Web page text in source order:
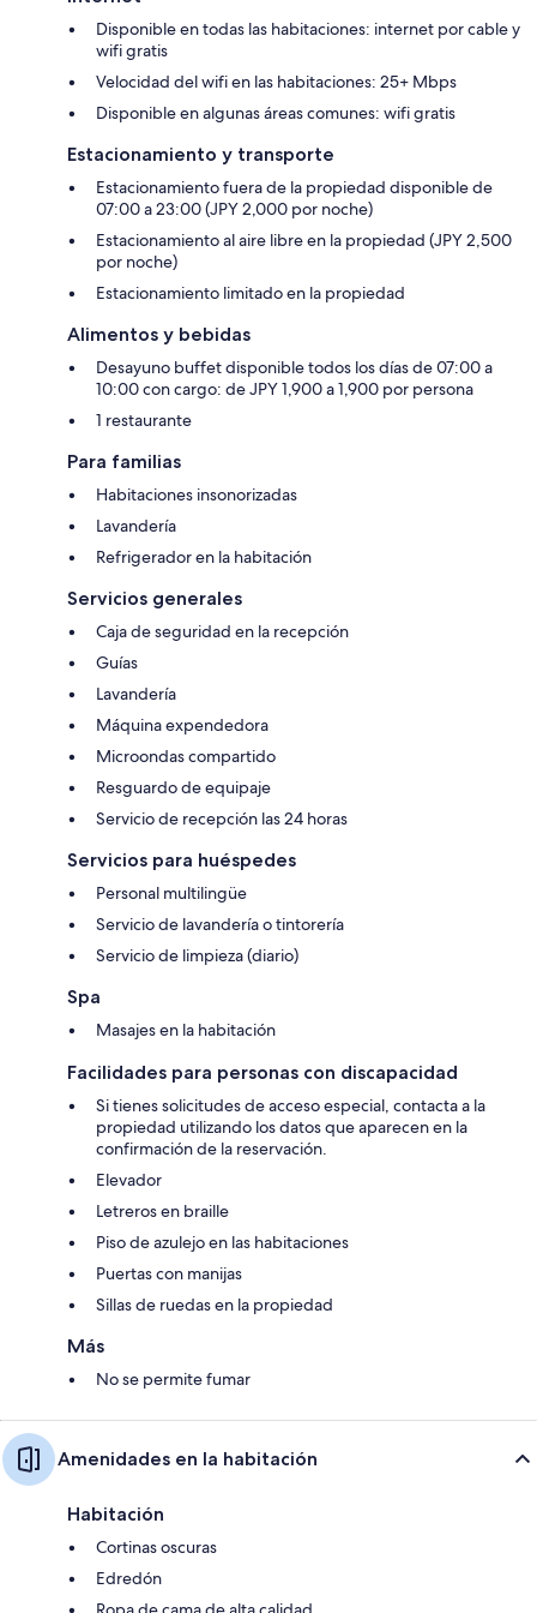
Disponible en todas las habitaciones: internet por cable y
wifi gratis
Velocidad del wifi en las habitaciones: 25+ Mbps
Disponible en algunas áreas comunes: wifi gratis
Estacionamiento y transporte
Estacionamiento fuera de la propiedad disponible de
07:00 a 23:00 (JPY 2,000 por noche)
Estacionamiento al aire libre en la propiedad (JPY 2,500
por noche)
Estacionamiento limitado en la propiedad
Alimentos y bebidas
Desayuno buffet disponible todos los días de 07:00 a
10:00 con cargo: de JPY 1,900 a 1,900 por persona
1 restaurante
Para familias
Habitaciones insonorizadas
Lavandería
Refrigerador en la habitación
Servicios generales
Caja de seguridad en la recepción
Guías
Lavandería
Máquina expendedora
Microondas compartido
Resguardo de equipaje
Servicio de recepción las 24 horas
Servicios para huéspedes
Personal multilingüe
Servicio de lavandería o tintorería
Servicio de limpieza (diario)
Spa
Masajes en la habitación
Facilidades para personas con discapacidad
Si tienes solicitudes de acceso especial, contacta a la
propiedad utilizando los datos que aparecen en la
confirmación de la reservación.
Elevador
Letreros en braille
Piso de azulejo en las habitaciones
Puertas con manijas
Sillas de ruedas en la propiedad
Más
No se permite fumar
Amenidades en la habitación
Habitación
Cortinas oscuras
Edredón